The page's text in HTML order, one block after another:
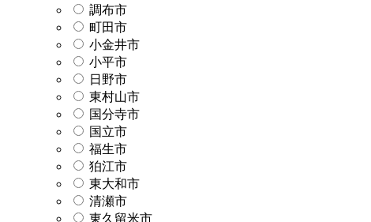
調布市
町田市
小金井市
小平市
日野市
東村山市
国分寺市
国立市
福生市
狛江市
東大和市
清瀬市
東久留米市